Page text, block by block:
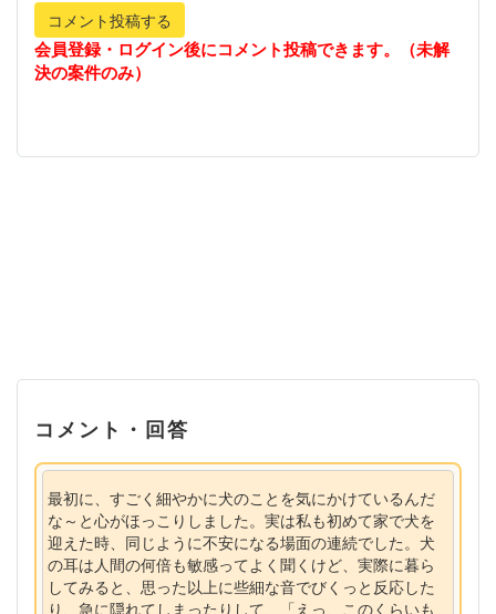
コメント投稿する
会員登録・ログイン後にコメント投稿できます。（未解
決の案件のみ）
コメント・回答
最初に、すごく細やかに犬のことを気にかけているんだ
な～と心がほっこりしました。実は私も初めて家で犬を
迎えた時、同じように不安になる場面の連続でした。犬
の耳は人間の何倍も敏感ってよく聞くけど、実際に暮ら
してみると、思った以上に些細な音でびくっと反応した
り、急に隠れてしまったりして、「えっ、このくらいも